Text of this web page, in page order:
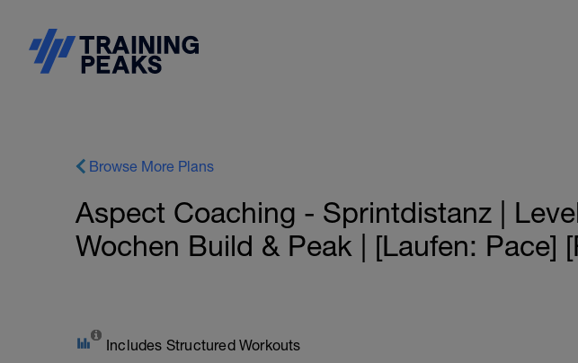
Browse More Plans
Aspect Coaching - Sprintdistanz |
Wochen Build & Peak | [Laufen: Pace]
Includes Structured Workouts